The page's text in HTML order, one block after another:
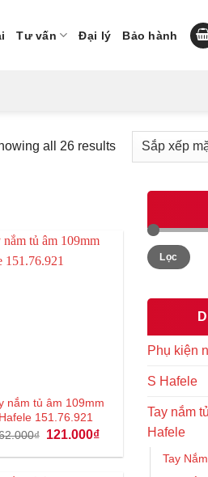
Tư vấn Đại lý Bảo hành
all 26 results
nắm tủ âm 109mm
Hafele 151.76.921
₫ Giá
là:
121.000₫Giá
tại
Giá
tối
thiểu
Giá
tối
đa
Lọc
Phụ kiện
S Hafele
Tay nắm
Hafele
Tay